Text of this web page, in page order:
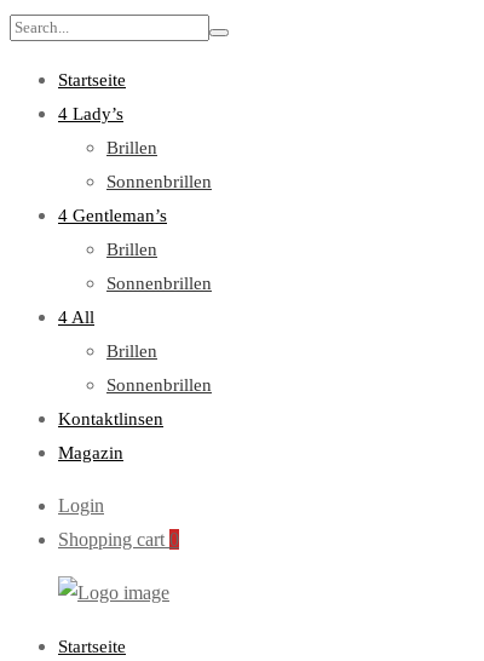
Search
Startseite
4 Lady’s
Brillen
Sonnenbrillen
4 Gentleman’s
Brillen
Sonnenbrillen
4 All
Brillen
Sonnenbrillen
Kontaktlinsen
Magazin
Login
Shopping cart 0
PrimaryStartseite